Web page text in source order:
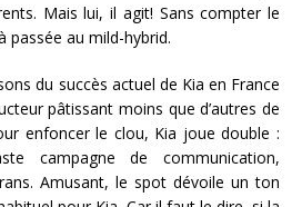
Mais lui, il agit! Sans compter le
passée au mild-hybrid.
du succès actuel de Kia en France
pâtissant moins que d’autres de
enfoncer le clou, Kia joue double :
campagne de communication,
Amusant, le spot dévoile un ton